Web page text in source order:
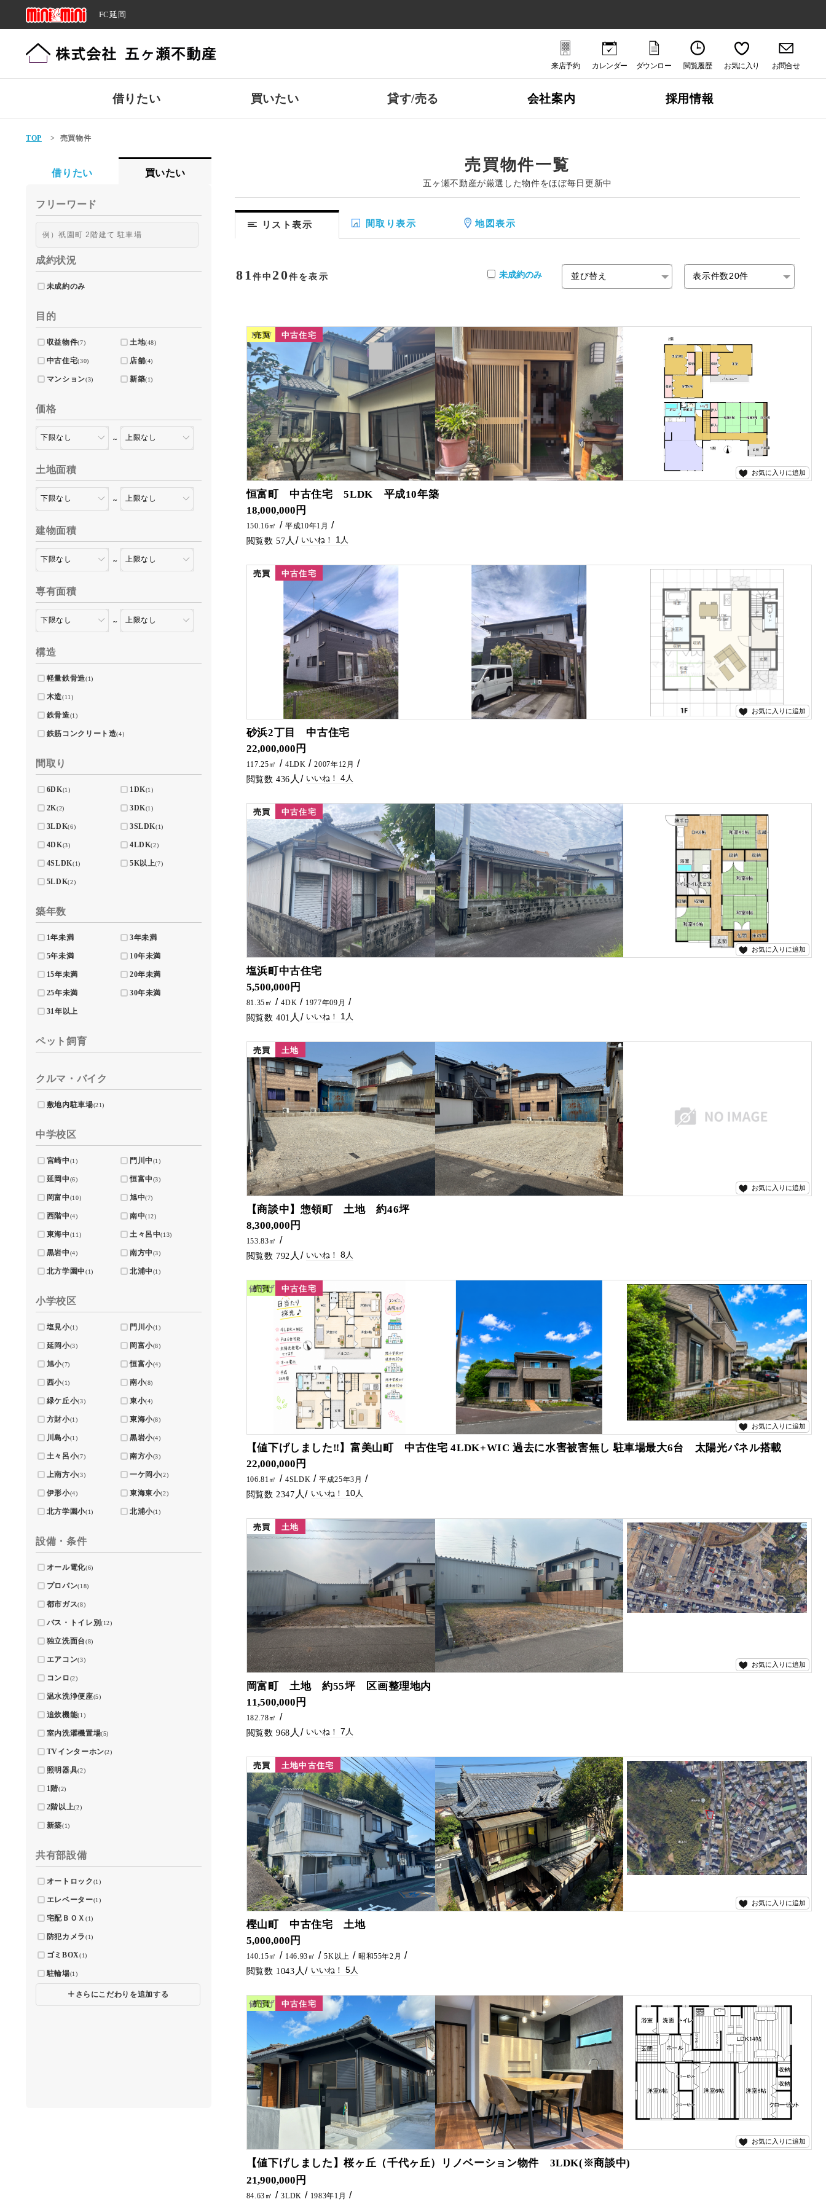
FC延岡
来店予約 カレンダー
ダウンロー
ド
閲覧履歴 お気に入り お問合せ
借りたい 買いたい 貸す/売る 会社案内 採用情報
TOP > 売買物件
売買物件一覧
五ヶ瀬不動産が厳選した物件をほぼ毎日更新中
リスト表示 間取り表示 地図表示
81 件中 20件を表示 未成約のみ
売買
NEW 中古住宅
お気に入りに追加
1
恒富町 中古住宅 5LDK 平成10年築
18,000,000円
150.16㎡ 平成10年1月
57 1
売買 中古住宅
お気に入りに追加
4
砂浜2丁目 中古住宅
22,000,000円
117.25㎡ 4LDK 2007年12月
436 4
売買 中古住宅
お気に入りに追加
1
塩浜町中古住宅
5,500,000円
81.35㎡ 4DK 1977年09月
401 1
売買 土地
お気に入りに追加
8
【商談中】惣領町 土地 約46坪
8,300,000円
153.83㎡
792 8
売買
値下げ 中古住宅
お気に入りに追加
10
【値下げしました‼】富美山町 中古住宅 4LDK+WIC 過去に水害被害無し 駐車場最大6台 太陽光パネル搭載
22,000,000円
106.81㎡ 4SLDK 平成25年3月
2347 10
売買 土地
お気に入りに追加
7
岡富町 土地 約55坪 区画整理地内
11,500,000円
182.78㎡
968 7
売買 土地中古住宅
お気に入りに追加
5
樫山町 中古住宅 土地
5,000,000円
140.15㎡ 146.93㎡ 5K以上 昭和55年2月
1043 5
売買
値下げ 中古住宅
お気に入りに追加
71
【値下げしました】桜ヶ丘（千代ヶ丘）リノベーション物件 3LDK(※商談中)
常時内見可能です。 御納得頂けるまで、何度でも内見可能です。 必要であれば建物の説明を致しますのでご興味あればお問合せを宜しくお願い致します。 ２０２４年10月 耐震診断済です。
21,900,000円
84.63㎡ 3LDK 1983年1月
借りたい 買いたい
フリーワード
成約状況
未成約のみ
目的
収益物件(7) 土地(48)
中古住宅(30) 店舗(4)
マンション(3) 新築(1)
価格
～
土地面積
～
建物面積
～
専有面積
～
構造
軽量鉄骨造(1)
木造(11)
鉄骨造(1)
鉄筋コンクリート造(4)
間取り
6DK(1) 1DK(1)
2K(2) 3DK(1)
3LDK(6) 3SLDK(1)
4DK(3) 4LDK(2)
4SLDK(1) 5K以上(7)
5LDK(2)
築年数
1年未満 3年未満
5年未満 10年未満
15年未満 20年未満
25年未満 30年未満
31年以上
ペット飼育
クルマ・バイク
敷地内駐車場(21)
中学校区
宮崎中(1) 門川中(1)
延岡中(6) 恒富中(3)
岡富中(10) 旭中(7)
西階中(4) 南中(12)
東海中(11) 土々呂中(13)
黒岩中(4) 南方中(3)
北方学園中(1) 北浦中(1)
小学校区
塩見小(1) 門川小(1)
延岡小(3) 岡富小(8)
旭小(7) 恒富小(4)
西小(1) 南小(8)
緑ケ丘小(3) 東小(4)
方財小(1) 東海小(8)
川島小(1) 黒岩小(4)
土々呂小(7) 南方小(3)
上南方小(3) 一ケ岡小(2)
伊形小(4) 東海東小(2)
北方学園小(1) 北浦小(1)
設備・条件
オール電化(6)
プロパン(18)
都市ガス(8)
バス・トイレ別(12)
独立洗面台(8)
エアコン(3)
コンロ(2)
温水洗浄便座(5)
追炊機能(1)
室内洗濯機置場(5)
TVインターホン(2)
照明器具(2)
1階(2)
2階以上(2)
新築(1)
共有部設備
オートロック(1)
エレベーター(1)
宅配ＢＯＸ (1)
防犯カメラ(1)
ゴミBOX(1)
駐輪場(1)
🞣 さらにこだわりを追加する